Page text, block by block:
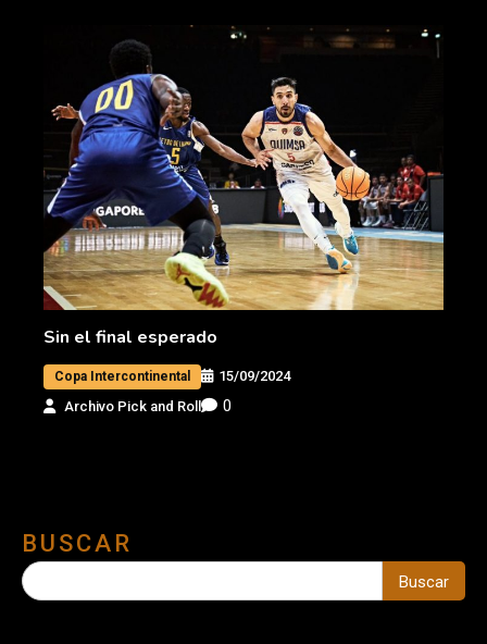
Sin el final esperado
Copa Intercontinental
15/09/2024
Archivo Pick and Roll
0
BUSCAR
Buscar